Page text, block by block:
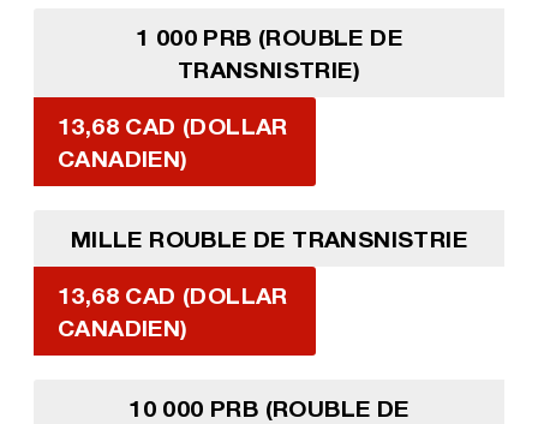
1 000 PRB (ROUBLE DE
TRANSNISTRIE)
13,68 CAD (DOLLAR
CANADIEN)
MILLE ROUBLE DE TRANSNISTRIE
13,68 CAD (DOLLAR
CANADIEN)
10 000 PRB (ROUBLE DE